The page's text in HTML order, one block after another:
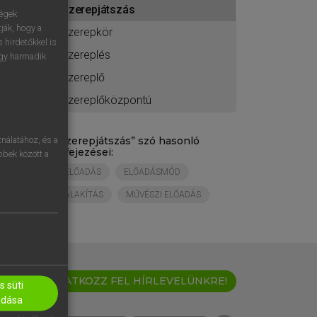
szerepjátszás
szerepkör
szereplés
szereplő
szereplőközpontú
„ szerepjátszás” szó hasonló
kifejezései:
ELŐADÁS ELŐADÁSMÓD
ALAKÍTÁS MŰVÉSZI ELŐADÁS
IRATKOZZ FEL HÍRLEVELÜNKRE!
hogy a
hirdetőkkel is
harmadik
és a
között a
süti